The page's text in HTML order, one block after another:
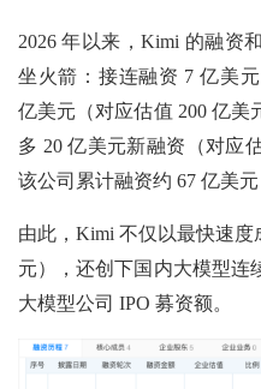
2026 年以来，Kimi 的融资
坐火箭：接连融资 7 亿美
亿美元（对应估值 200 亿美
多 20 亿美元新融资（对应
该公司累计融资约 67 亿美元
由此，Kimi 不仅以最快速度
元），还创下国内大模型连
大模型公司 IPO 募资额。